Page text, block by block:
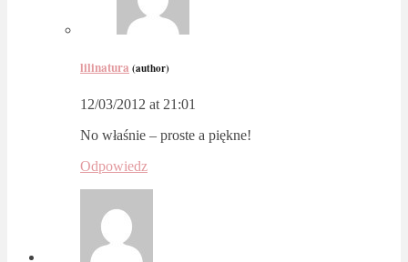
lilinatura (author)
12/03/2012 at 21:01
No właśnie – proste a piękne!
Odpowiedz